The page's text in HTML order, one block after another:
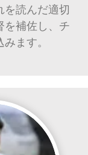
を読んだ適切
を補佐し、チ
ます。